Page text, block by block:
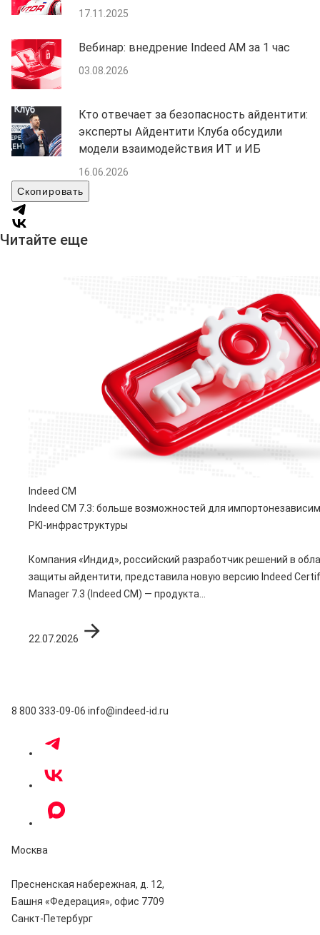
17.11.2025
Вебинар: внедрение Indeed AM за 1 час
03.08.2026
Кто отвечает за безопасность айдентити:
эксперты Айдентити Клуба обсудили
модели взаимодействия ИТ и ИБ
16.06.2026
Скопировать
Читайте еще
Indeed CM
Indeed CM 7.3: больше возможностей для
PKI-инфраструктуры
Компания «Индид», российский разработчик решений в
защиты айдентити, представила новую версию Indeed
Manager 7.3 (Indeed CM) — продукта...
22.07.2026
8 800 333-09-06 info@indeed-id.ru
Москва
Пресненская набережная, д. 12,
Башня «Федерация», офис 7709
Санкт-Петербург